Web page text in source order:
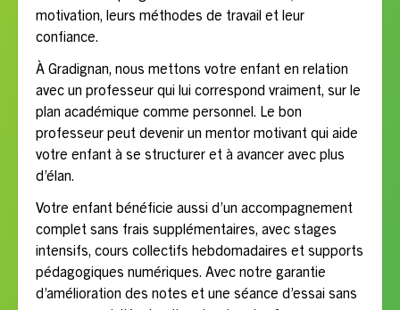
motivation, leurs méthodes de travail et leur
confiance.
À Gradignan, nous mettons votre enfant en relation
avec un professeur qui lui correspond vraiment, sur le
plan académique comme personnel. Le bon
professeur peut devenir un mentor motivant qui aide
votre enfant à se structurer et à avancer avec plus
d’élan.
Votre enfant bénéficie aussi d’un accompagnement
complet sans frais supplémentaires, avec stages
intensifs, cours collectifs hebdomadaires et supports
pédagogiques numériques. Avec notre garantie
d’amélioration des notes et une séance d’essai sans